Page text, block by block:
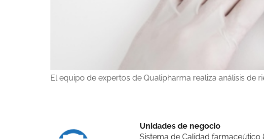
El equipo de expertos de Qualipharma realiza análisis de
Unidades de negocio
Sistema de Calidad farmaceútico